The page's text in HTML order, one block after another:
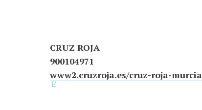
CRUZ ROJA
900104971
www2.cruzroja.es/cruz-roja-murcia